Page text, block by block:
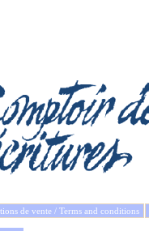
de vente / Terms and conditions